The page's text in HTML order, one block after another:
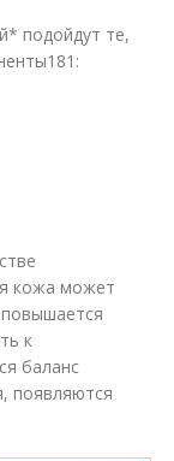
подойдут те,
181 :
кожа может
к
баланс
появляются